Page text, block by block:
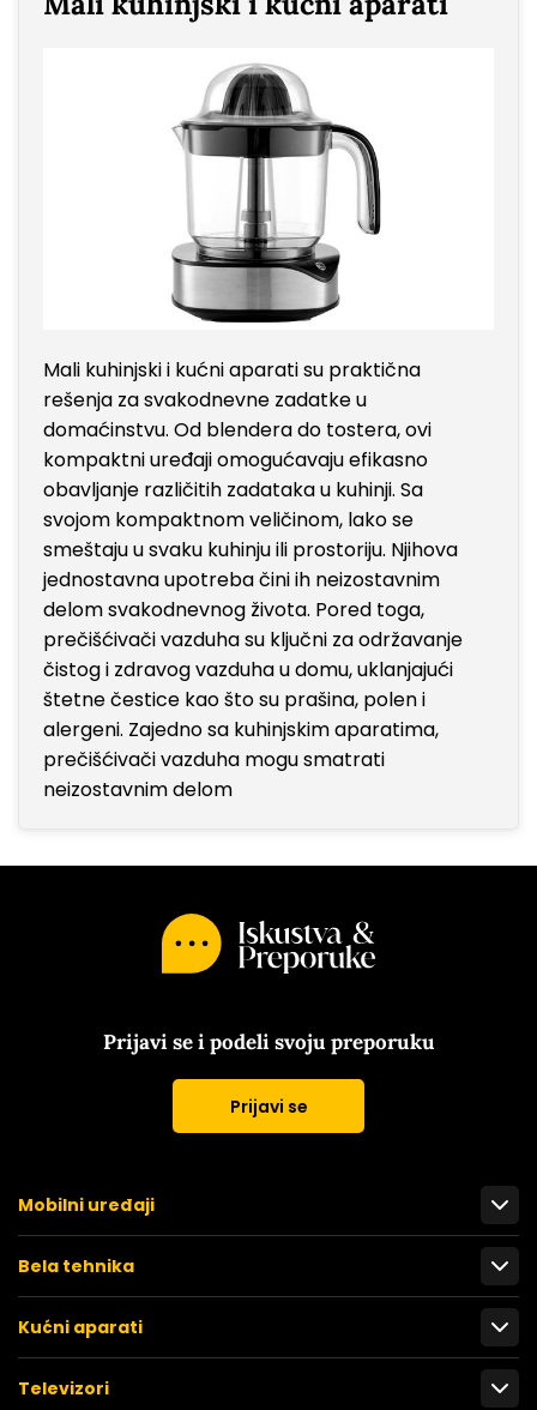
Mali kuhinjski i kućni aparati su praktična
rešenja za svakodnevne zadatke u
domaćinstvu. Od blendera do tostera, ovi
kompaktni uređaji omogućavaju efikasno
obavljanje različitih zadataka u kuhinji. Sa
svojom kompaktnom veličinom, lako se
smeštaju u svaku kuhinju ili prostoriju. Njihova
jednostavna upotreba čini ih neizostavnim
delom svakodnevnog života. Pored toga,
prečišćivači vazduha su ključni za održavanje
čistog i zdravog vazduha u domu, uklanjajući
štetne čestice kao što su prašina, polen i
alergeni. Zajedno sa kuhinjskim aparatima,
prečišćivači vazduha mogu smatrati
neizostavnim delom
Prijavi se i podeli svoju preporuku
Prijavi se
Mobilni uređaji
Bela tehnika
Kućni aparati
Televizori